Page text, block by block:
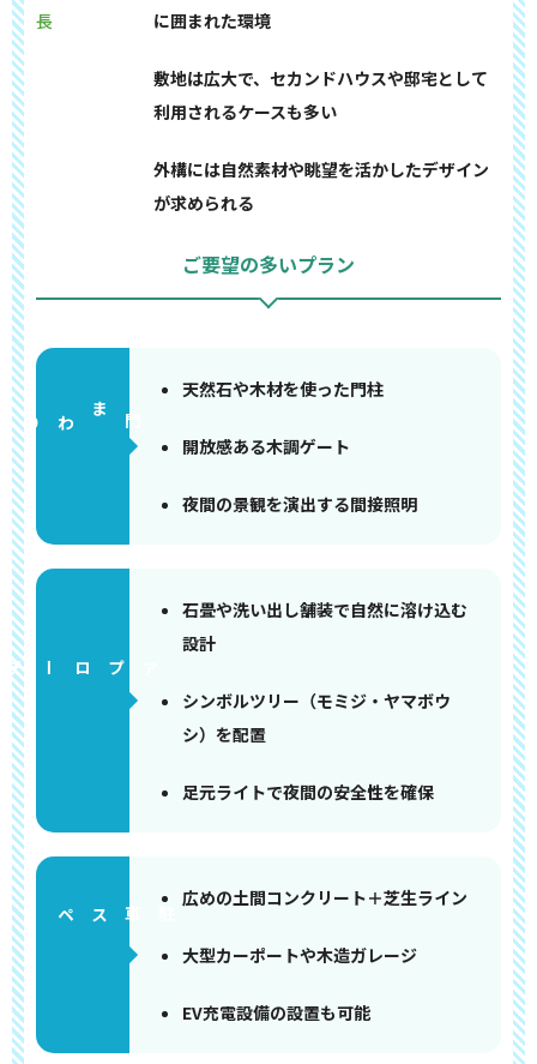
長
に囲まれた環境
敷地は広大で、セカンドハウスや邸宅として
利用されるケースも多い
外構には自然素材や眺望を活かしたデザイン
が求められる
ご要望の多いプラン
門まわり
天然石や木材を使った門柱
開放感ある木調ゲート
夜間の景観を演出する間接照明
アプローチ
石畳や洗い出し舗装で自然に溶け込む
設計
シンボルツリー（モミジ・ヤマボウ
シ）を配置
足元ライトで夜間の安全性を確保
広めの土間コンクリート＋芝生ライン
大型カーポートや木造ガレージ
EV充電設備の設置も可能